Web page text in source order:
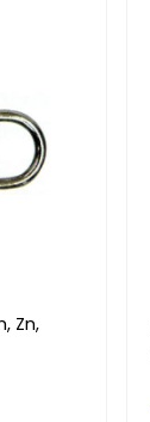
Zn,